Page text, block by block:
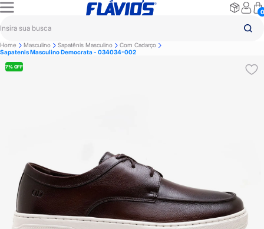
0
Home Masculino Sapatênis Masculino
Com Cadarço
Sapatenis Masculino Democrata - 034034-002
7% OFF